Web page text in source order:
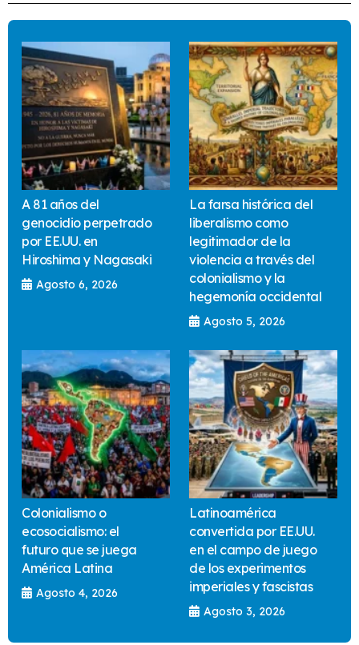
A 81 años del
genocidio perpetrado
por EE.UU. en
Hiroshima y Nagasaki
Agosto 6, 2026
La farsa histórica del
liberalismo como
legitimador de la
violencia a través del
colonialismo y la
hegemonía occidental
Agosto 5, 2026
Colonialismo o
ecosocialismo: el
futuro que se juega
América Latina
Agosto 4, 2026
Latinoamérica
convertida por EE.UU.
en el campo de juego
de los experimentos
imperiales y fascistas
Agosto 3, 2026